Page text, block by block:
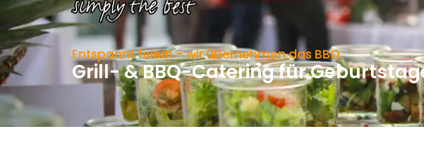
Entspannt feiern – wir übernehmen das BBQ
Grill- & BBQ-Catering für